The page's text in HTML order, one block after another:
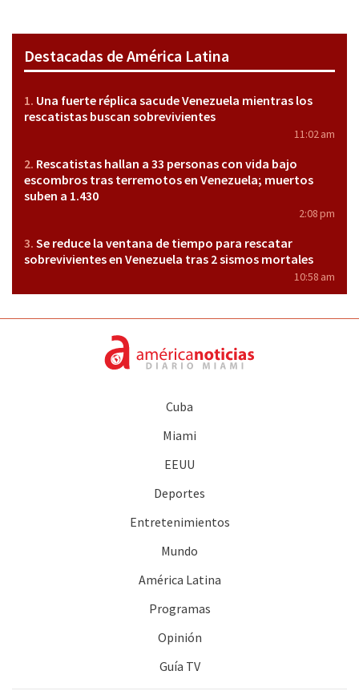
Destacadas de América Latina
Una fuerte réplica sacude Venezuela mientras los
rescatistas buscan sobrevivientes
11:02 am
Rescatistas hallan a 33 personas con vida bajo
escombros tras terremotos en Venezuela; muertos
suben a 1.430
2:08 pm
Se reduce la ventana de tiempo para rescatar
sobrevivientes en Venezuela tras 2 sismos mortales
10:58 am
Cuba
Miami
EEUU
Deportes
Entretenimientos
Mundo
América Latina
Programas
Opinión
Guía TV